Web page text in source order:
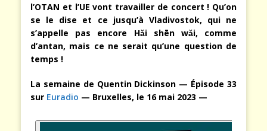
l’OTAN et l’UE vont travailler de concert ! Qu’on
se le dise et ce jusqu’à Vladivostok, qui ne
s’appelle pas encore Hǎi shēn wǎi, comme
d’antan, mais ce ne serait qu’une question de
temps !
La semaine de Quentin Dickinson — Épisode 33
sur Euradio — Bruxelles, le 16 mai 2023 —